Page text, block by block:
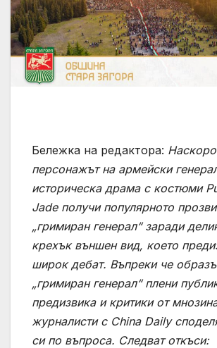
Бележка на редактора: Наскоро
персонажът на армейски
историческа драма с костюми
Jade получи популярното
„гримиран генерал“ заради
крехък външен вид, което
широк дебат. Въпреки че
„гримиран генерал“ плени
предизвика и критики от
журналисти с China Daily
си по въпроса. Следват откъси: